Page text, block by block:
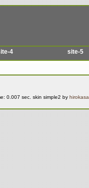
4
site-5
menu-2
menu-4
menu-5
menu-6
0.007 sec. skin simple2 by hirokasa